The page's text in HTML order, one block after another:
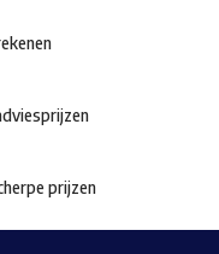
prijzen